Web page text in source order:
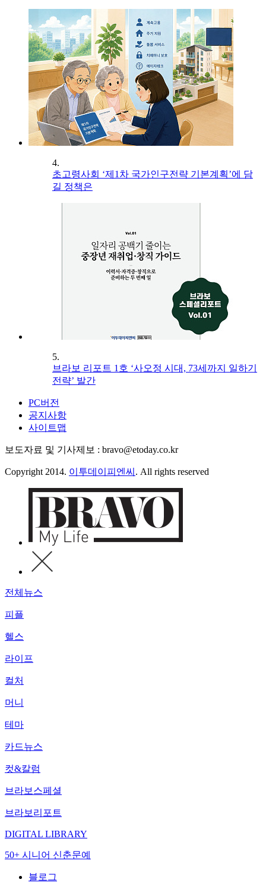
4.
초고령사회 ‘제1차 국가인구전략 기본계획’에 담
길 정책은
5.
브라보 리포트 1호 ‘사오정 시대, 73세까지 일하기
전략’ 발간
PC버전
공지사항
사이트맵
보도자료 및 기사제보 : bravo@etoday.co.kr
Copyright 2014. 이투데이피엔씨 . All rights reserved
전체뉴스
피플
헬스
라이프
컬처
머니
테마
카드뉴스
컷&칼럼
브라보스페셜
브라보리포트
DIGITAL LIBRARY
50+ 시니어 신춘문예
블로그